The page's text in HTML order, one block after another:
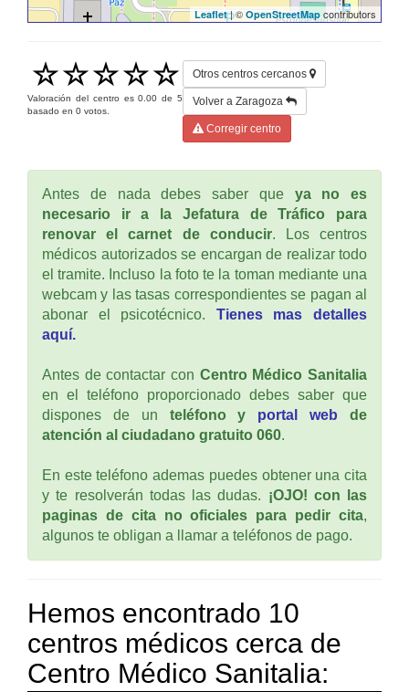
Leaflet| © OpenStreetMap contributors
Valoración del centro es0.00 de5
basado en 0 votos.
Otros centros cercanos
Volver a Zaragoza
Corregir centro
Antes de nada debes saber que ya no es
necesario ir a la Jefatura de Tráfico para
renovar el carnet de conducir. Los centros
médicos autorizados se encargan de realizar todo
el tramite. Incluso la foto te la toman mediante una
webcam y las tasas correspondientes se pagan al
abonar el psicotécnico. Tienes mas detalles
aquí.
Antes de contactar con Centro Médico Sanitalia
en el teléfono proporcionado debes saber que
dispones de un teléfono y portal web de
atención al ciudadano gratuito 060.
En este teléfono ademas puedes obtener una cita
y te resolverán todas las dudas. ¡OJO! con las
paginas de cita no oficiales para pedir cita,
algunos te obligan a llamar a teléfonos de pago.
Hemos encontrado 10
centros médicos cerca de
Centro Médico Sanitalia: